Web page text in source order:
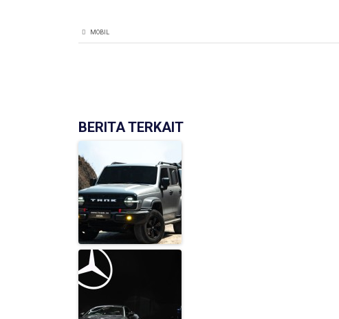
MOBIL
BERITA TERKAIT